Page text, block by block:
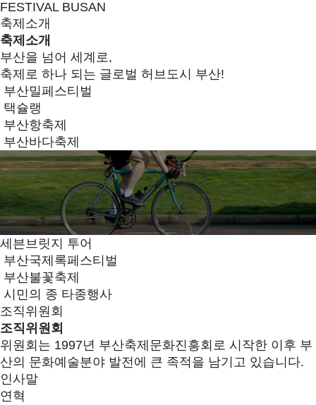
FESTIVAL BUSAN
축제소개
축제소개
부산을 넘어 세계로,
축제로 하나 되는 글로벌 허브도시 부산!
부산밀페스티벌
택슐랭
부산항축제
부산바다축제
세븐브릿지 투어
부산국제록페스티벌
부산불꽃축제
시민의 종 타종행사
조직위원회
조직위원회
위원회는 1997년 부산축제문화진흥회로 시작한 이후 부
산의 문화예술분야 발전에 큰 족적을 남기고 있습니다.
인사말
연혁